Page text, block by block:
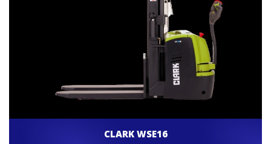
CLARK WSE16